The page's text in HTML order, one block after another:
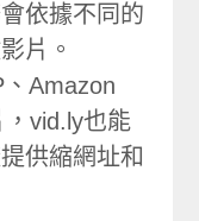
依據不同的
片。
Amazon
vid.ly也能
供縮網址和